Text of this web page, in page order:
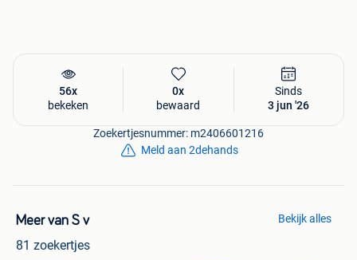
56x
bekeken
0x
bewaard
Sinds
3 jun '26
Zoekertjesnummer: m2406601216
Meld aan 2dehands
Meer van S v
81 zoekertjes
Bekijk alles